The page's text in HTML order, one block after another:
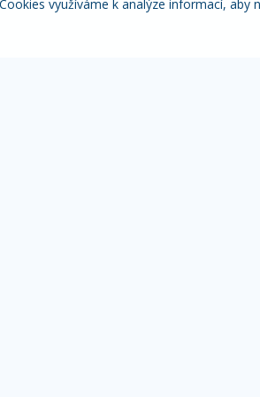
využíváme k analýze informací, aby